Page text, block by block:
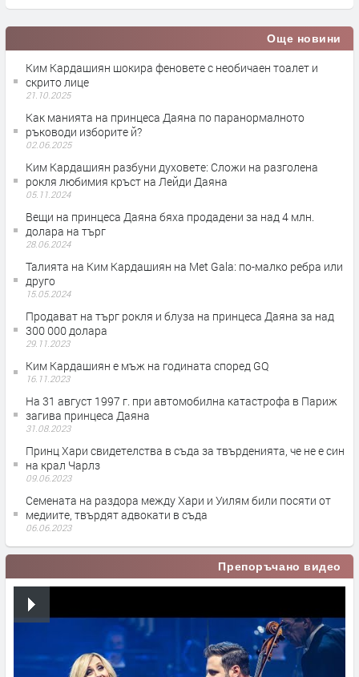
Още новини
Ким Кардашиян шокира феновете с необичаен тоалет и
скрито лице
21.10.2025
Как манията на принцеса Даяна по паранормалното
ръководи изборите й?
02.06.2025
Ким Кардашиян разбуни духовете: Сложи на разголена
рокля любимия кръст на Лейди Даяна
05.11.2024
Вещи на принцеса Даяна бяха продадени за над 4 млн.
долара на търг
28.06.2024
Талията на Ким Кардашиян на Met Gala: по-малко ребра или
друго
15.05.2024
Продават на търг рокля и блуза на принцеса Даяна за над
300 000 долара
29.11.2023
Ким Кардашиян е мъж на годината според GQ
16.11.2023
На 31 август 1997 г. при автомобилна катастрофа в Париж
загива принцеса Даяна
31.08.2023
Принц Хари свидетелства в съда за твърденията, че не е син
на крал Чарлз
09.06.2023
Семената на раздора между Хари и Уилям били посяти от
медиите, твърдят адвокати в съда
06.06.2023
Препоръчано видео